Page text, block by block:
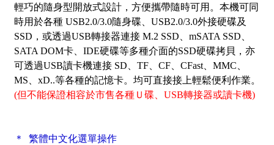
輕巧的隨身型開放式設計，方便攜帶隨時可用。本機可同
時用於各種 USB2.0/3.0隨身碟、USB2.0/3.0外接硬碟及
SSD，或透過USB轉接器連接 M.2 SSD、mSATA SSD、
SATA DOM卡、IDE硬碟等多種介面的SSD硬碟拷貝，亦
可透過USB讀卡機連接 SD、TF、CF、CFast、MMC、
MS、xD..等各種的記憶卡。均可直接接上輕鬆便利作業。
(但不能保證相容於市售各種Ｕ碟、USB轉接器或讀卡機)
＊ 繁體中文化選單操作